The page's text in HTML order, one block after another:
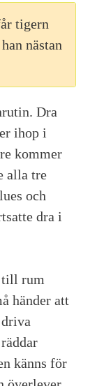
tigern
nästan
Dra
ihop i
kommer
alla tre
och
dra i
till rum
händer att
känns för